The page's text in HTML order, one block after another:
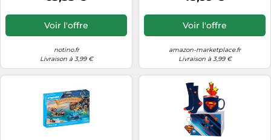
Voir l'offre
notino.fr
Livraison à 3,99 €
Voir l'offre
amazon-marketplace.fr
Livraison à 3,99 €